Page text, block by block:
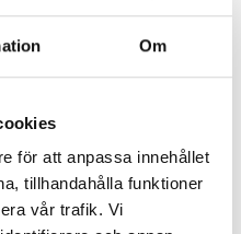
Om
för att anpassa innehållet
tillhandahålla funktioner
vår trafik. Vi